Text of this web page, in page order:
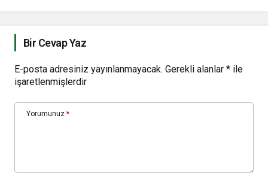
Bir Cevap Yaz
E-posta adresiniz yayınlanmayacak. Gerekli alanlar * ile
işaretlenmişlerdir
Yorumunuz *